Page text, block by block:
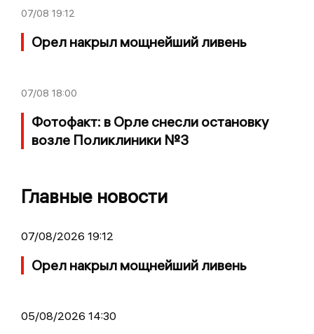
07/08 19:12
Орел накрыл мощнейший ливень
07/08 18:00
Фотофакт: в Орле снесли остановку
возле Поликлиники №3
Главные новости
07/08/2026 19:12
Орел накрыл мощнейший ливень
05/08/2026 14:30